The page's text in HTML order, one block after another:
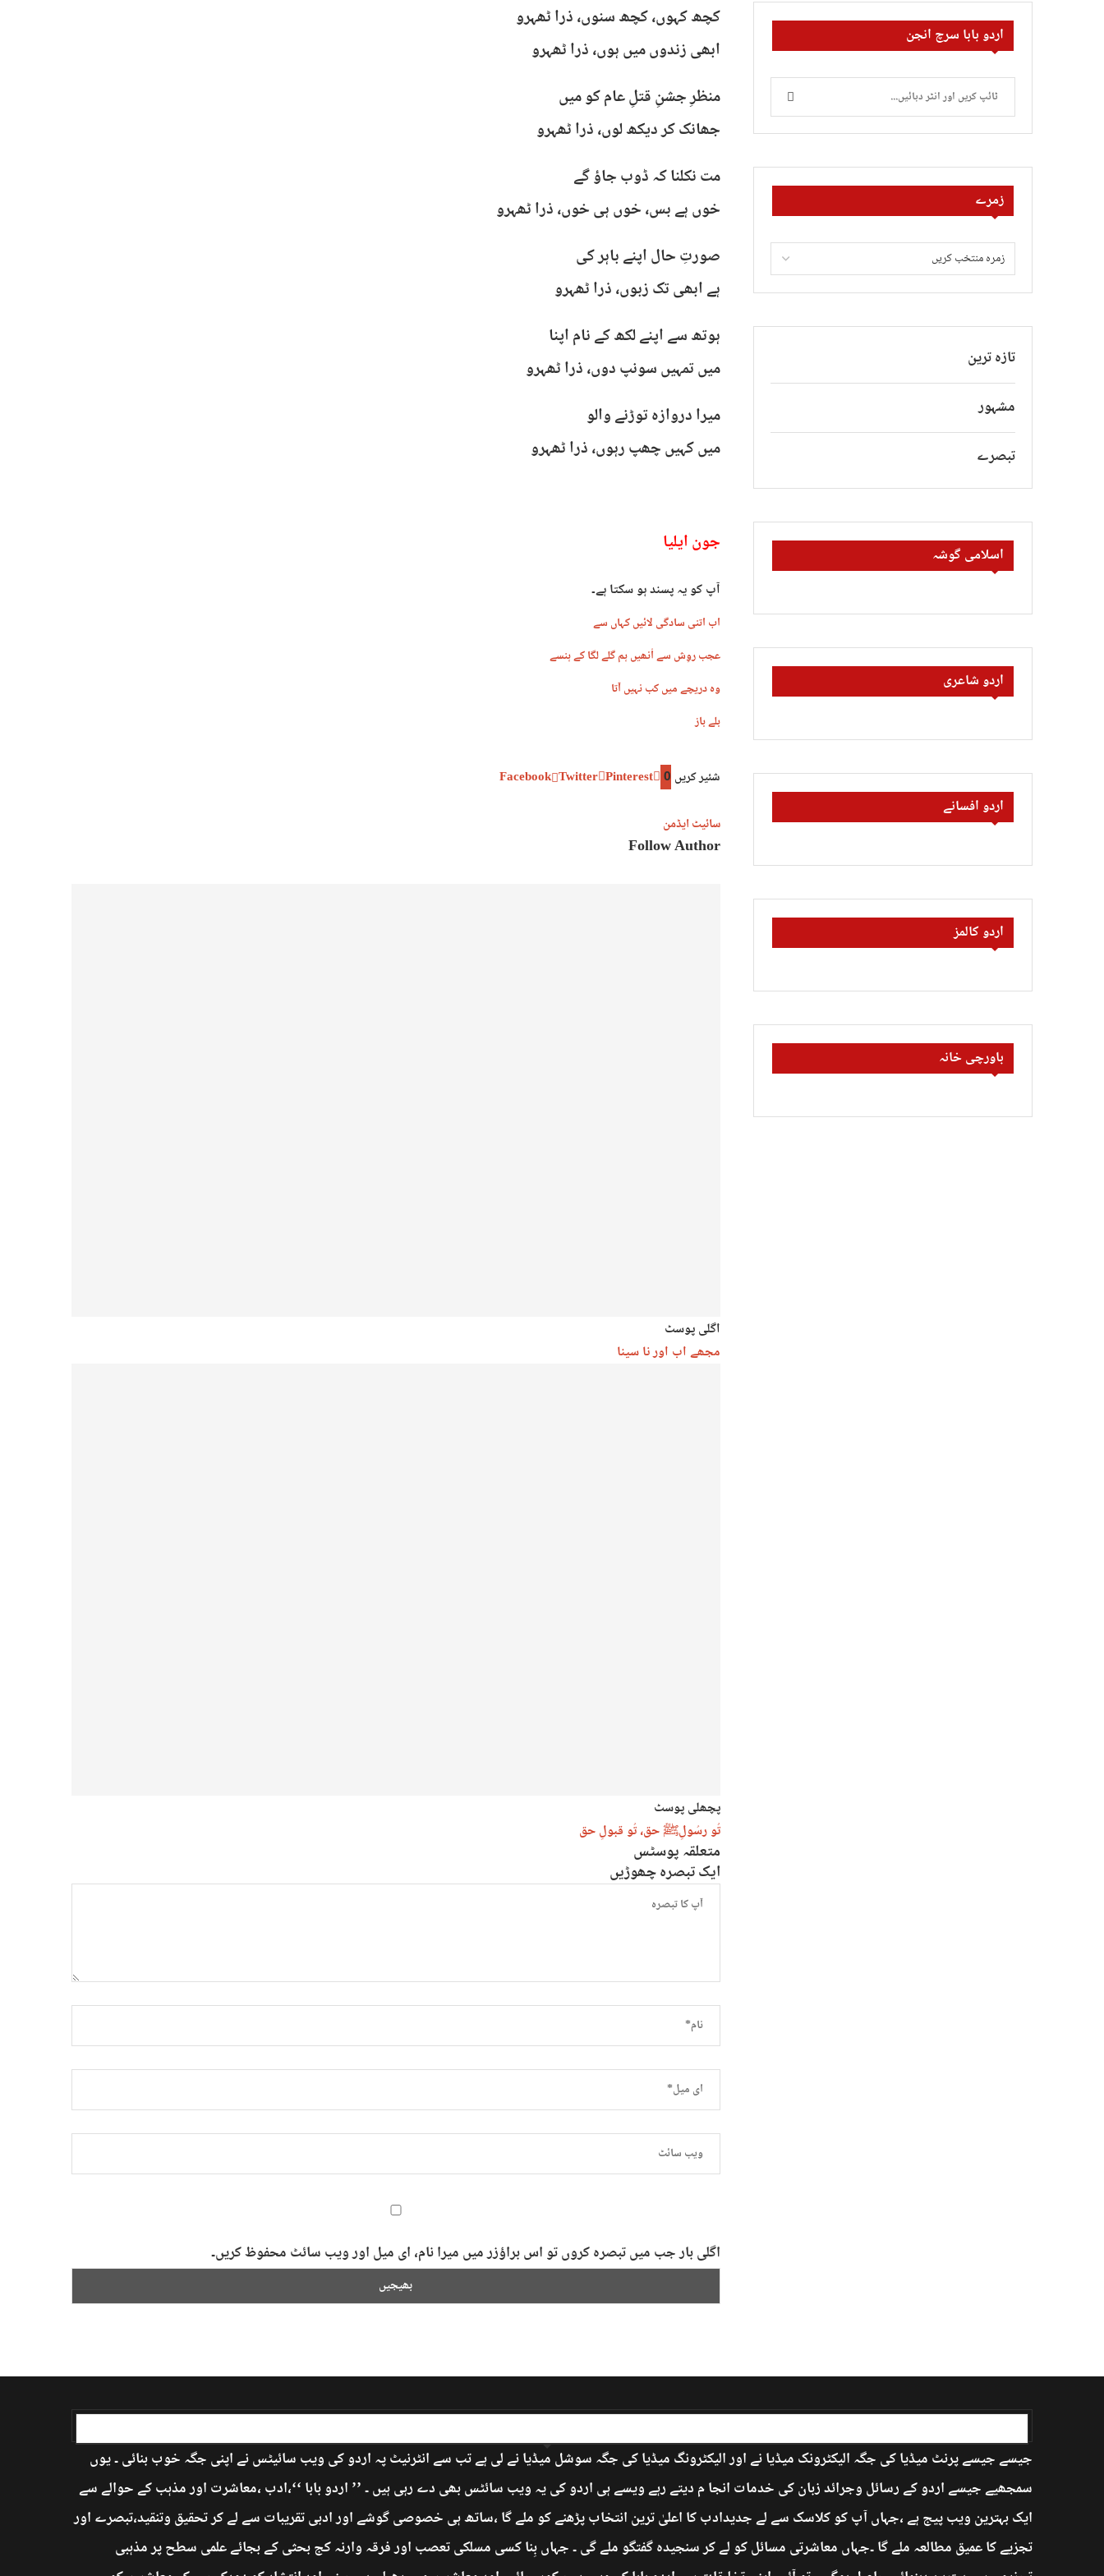
کچھ کہوں، کچھ سنوں، ذرا ٹھہرو
ابھی زندوں میں ہوں، ذرا ٹھہرو
منظرِ جشنِ قتلِ عام کو میں
جھانک کر دیکھ لوں، ذرا ٹھہرو
مت نکلنا کہ ڈوب جاؤ گے
خوں ہے بس، خوں ہی خوں، ذرا ٹھہرو
صورتِ حال اپنے باہر کی
ہے ابھی تک زبوں، ذرا ٹھہرو
ہوتھ سے اپنے لکھ کے نام اپنا
میں تمہیں سونپ دوں، ذرا ٹھہرو
میرا دروازہ توڑنے والو
میں کہیں چھپ رہوں، ذرا ٹھہرو
جون ایلیا
آپ کو یہ پسند ہو سکتا ہے۔
اب اتنی سادگی لائیں کہاں سے
عجب روِش سے اُنھیں ہم گلے لگا کے ہنسے
وہ دریچے میں کب نہیں آتا
بلے باز
شئیر کریں 0
Facebook Twitter Pinterest
سائیٹ ایڈمن
Follow Author
اگلی پوسٹ
مجھے اب اور نا سینا
پچھلی پوسٹ
تُو رسُولِﷺ حق، تُو قبولِ حق
متعلقہ پوسٹس
ایک تبصرہ چھوڑیں
اگلی بار جب میں تبصرہ کروں تو اس براؤزر میں میرا نام، ای میل اور ویب سائٹ محفوظ کریں۔
اردو بابا سرچ انجن
زمرے
تازہ ترین
مشہور
تبصرے
اسلامی گوشہ
اردو شاعری
اردو افسانے
اردو کالمز
باورچی خانہ
جیسے جیسے پرنٹ میڈیا کی جگہ الیکٹرونک میڈیا نے اور الیکٹرونگ میڈیا کی جگہ سوشل میڈیا نے لی ہے تب سے انٹرنیٹ پہ اردو کی ویب سائیٹس نے اپنی جگہ خوب بنائی ۔ یوں
سمجھیے جیسے اردو کے رسائل وجرائد زبان کی خدمات انجا م دیتے رہے ویسے ہی اردو کی یہ ویب سائٹس بھی دے رہی ہیں ۔ ’’ اردو بابا ‘‘،ادب ،معاشرت اور مذہب کے حوالے سے
ایک بہترین ویب پیج ہے ،جہاں آپ کو کلاسک سے لے جدیدادب کا اعلیٰ ترین انتخاب پڑھنے کو ملے گا ،ساتھ ہی خصوصی گوشے اور ادبی تقریبات سے لے کر تحقیق وتنقید،تبصرے اور
تجزیے کا عمیق مطالعہ ملے گا ۔جہاں معاشرتی مسائل کو لے کر سنجیدہ گفتگو ملے گی ۔ جہاں بِنا کسی مسلکی تعصب اور فرقہ وارنہ کج بحثی کے بجائے علمی سطح پر مذہبی